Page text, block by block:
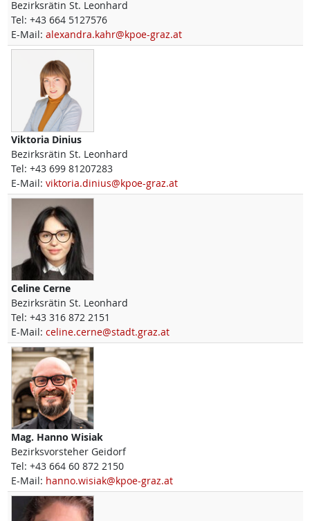
Bezirksrätin St. Leonhard
Tel: +43 664 5127576
E-Mail: alexandra.kahr@kpoe-graz.at
Viktoria Dinius
Bezirksrätin St. Leonhard
Tel: +43 699 81207283
E-Mail: viktoria.dinius@kpoe-graz.at
Celine Cerne
Bezirksrätin St. Leonhard
Tel: +43 316 872 2151
E-Mail: celine.cerne@stadt.graz.at
Mag. Hanno Wisiak
Bezirksvorsteher Geidorf
Tel: +43 664 60 872 2150
E-Mail: hanno.wisiak@kpoe-graz.at